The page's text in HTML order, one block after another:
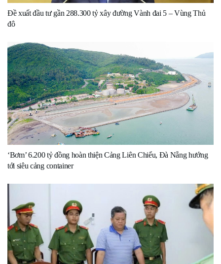
Đề xuất đầu tư gần 288.300 tỷ xây đường Vành đai 5 – Vùng Thủ
đô
‘Bơm’ 6.200 tỷ đồng hoàn thiện Cảng Liên Chiểu, Đà Nẵng hướng
tới siêu cảng container